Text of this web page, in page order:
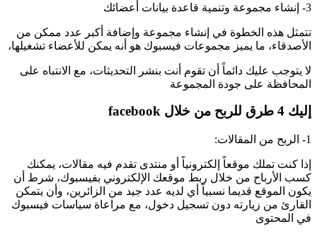
3- إنشاء مجموعة وتنمية قاعدة بيانات أعضائك
تتمثل هذه الخطوة في إنشاء مجموعة وإضافة أكبر عدد ممكن من
الأصدقاء، ما يميز مجموعات فيسبوك هو أنه يمكن للأعضاء تشغيلها،
لا يتوجب عليك دائماً أن تقوم أنت بنشر التحديثات، مع الانتباه على
المحافظة على جودة المجموعة
إليك 4 طرق للربح من خلال facebook
1- الربح من المقالات:
إذا كنت تملك موقعاً إلكترونياً أو منتدى تقدم فيه مقالات، يمكنك
كسب الأرباح من خلال ربط موقعك الإلكتروني بفيسبوك، شرط أن
يكون الموقع قديما نسبياً أي لديه عدد جيد من الزائرين، وأن يتمكن
القارئ من زيارته دون تسجيل دخول، مع مراعاة سياسات فيسبوك
في المحتوى